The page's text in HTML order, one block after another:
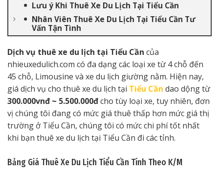
Lưu ý Khi Thuê Xe Du Lịch Tại Tiểu Cần
Nhân Viên Thuê Xe Du Lịch Tại Tiểu Cần Tư
Vấn Tận Tình
Dịch vụ thuê xe du lịch tại Tiểu Cần của
nhieuxedulich.com có đa dạng các loại xe từ 4 chỗ đến
45 chỗ, Limousine và xe du lịch giường nằm. Hiện nay,
giá dịch vụ cho thuê xe du lịch tại Tiểu Cần dao dộng từ
300.000vnđ ~ 5.500.000đcho tùy loại xe, tuy nhiên, đơn
vị chúng tôi đang có mức giá thuê thấp hơn mức giá thị
trường ở Tiểu Cần, chúng tôi có mức chi phí tốt nhất
khi bạn thuê xe du lịch tại Tiểu Cần đi các tỉnh.
Bảng Giá Thuê Xe Du Lịch Tiểu Cần Tính Theo K/M